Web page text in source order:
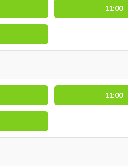
11:00
11:00